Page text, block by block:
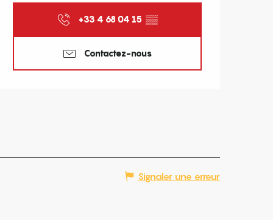
+33 4 68 04 15 ▒▒
Contactez-nous
Signaler une erreur